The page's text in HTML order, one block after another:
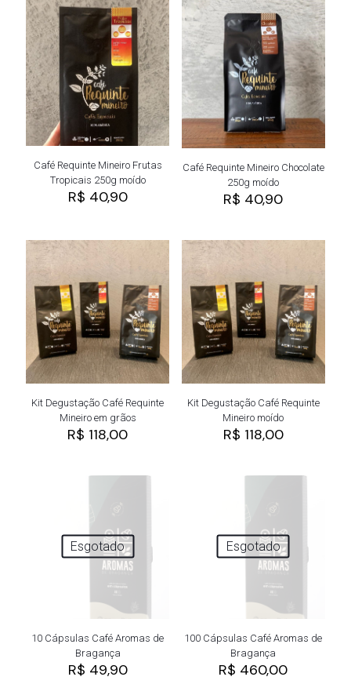
Café Requinte Mineiro Frutas
Tropicais 250g moído
R$ 40,90
Café Requinte Mineiro Chocolate
250g moído
R$ 40,90
Kit Degustação Café Requinte
Mineiro em grãos
R$ 118,00
Kit Degustação Café Requinte
Mineiro moído
R$ 118,00
Esgotado
10 Cápsulas Café Aromas de
Bragança
R$ 49,90
Esgotado
100 Cápsulas Café Aromas de
Bragança
R$ 460,00